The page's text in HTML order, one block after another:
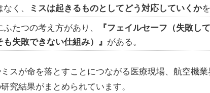
く、 ミスは起きるものとしてどう対応していくか
たつの考え方があり、
『フェイルセーフ（失敗し
失敗できない仕組み）』 がある。
スが命を落とすことにつながる医療現場、航空機
究結果がまとめられています。